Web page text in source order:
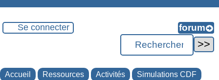
Se connecter
Accueil Ressources Activités Simulations CDF